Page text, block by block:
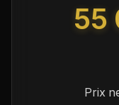
55
Prix